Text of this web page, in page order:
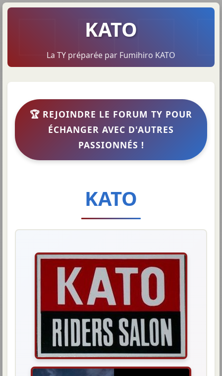
KATO
La TY préparée par Fumihiro KATO
🏆 REJOINDRE LE FORUM TY POUR
ÉCHANGER AVEC D'AUTRES
PASSIONNÉS !
KATO